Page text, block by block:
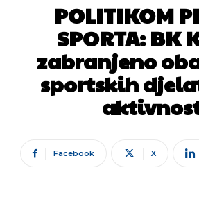
POLITIKOM
SPORTA: BK
zabranjeno
sportskih
Facebook X